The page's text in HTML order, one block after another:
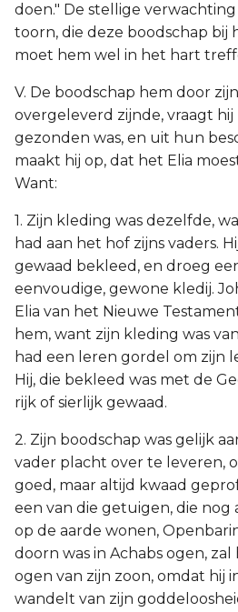
doen." De stellige
toorn, die deze boodschap bij
moet hem wel in het hart
V. De boodschap hem door
overgeleverd zijnde, vraagt
gezonden was, en uit hun
maakt hij op, dat het Elia
Want:
1. Zijn kleding was dezelfde,
had aan het hof zijns vaders.
gewaad bekleed, en droeg
eenvoudige, gewone kledij.
Elia van het Nieuwe
hem, want zijn kleding was
had een leren gordel om zijn
Hij, die bekleed was met de
rijk of sierlijk gewaad.
2. Zijn boodschap was gelijk
vader placht over te leveren,
goed, maar altijd kwaad
een van die getuigen, die nog
op de aarde wonen,
doorn was in Achabs ogen,
ogen van zijn zoon, omdat hij
wandelt van zijn